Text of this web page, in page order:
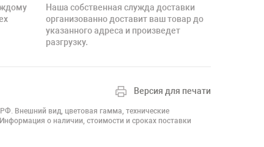
Наша собственная служда доставки
организованно доставит ваш товар до
указанного адреса и произведет
разгрузку.
Версия для печати
Внешний вид, цветовая гамма, технические
о наличии, стоимости и сроках поставки